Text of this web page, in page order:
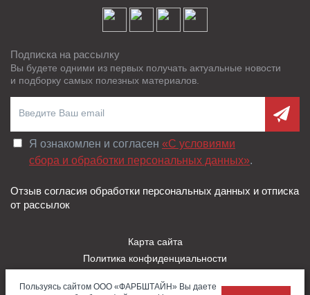
Подписка на рассылку
Вы будете одними из первых получать актуальные новости
и подборку самых полезных материалов.
Я ознакомлен и согласен «C условиями
сбора и обработки персональных данных».
Отзыв согласия обработки персональных данных и отписка
от рассылок
Карта сайта
Политика конфиденциальности
Правила использования Cookies
Пользуясь сайтом ООО «ФАРБШТАЙН» Вы даете